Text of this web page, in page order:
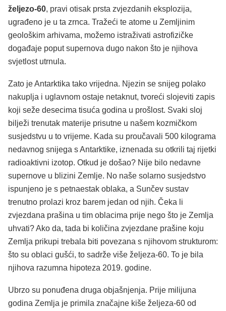
željezo-60, pravi otisak prsta zvjezdanih eksplozija,
ugrađeno je u ta zrnca. Tražeći te atome u Zemljinim
geološkim arhivama, možemo istraživati astrofizičke
događaje poput supernova dugo nakon što je njihova
svjetlost utrnula.
Zato je Antarktika tako vrijedna. Njezin se snijeg polako
nakuplja i uglavnom ostaje netaknut, tvoreći slojeviti zapis
koji seže desecima tisuća godina u prošlost. Svaki sloj
bilježi trenutak materije prisutne u našem kozmičkom
susjedstvu u to vrijeme. Kada su proučavali 500 kilograma
nedavnog snijega s Antarktike, iznenada su otkrili taj rijetki
radioaktivni izotop. Otkud je došao? Nije bilo nedavne
supernove u blizini Zemlje. No naše solarno susjedstvo
ispunjeno je s petnaestak oblaka, a Sunčev sustav
trenutno prolazi kroz barem jedan od njih. Čeka li
zvjezdana prašina u tim oblacima prije nego što je Zemlja
uhvati? Ako da, tada bi količina zvjezdane prašine koju
Zemlja prikupi trebala biti povezana s njihovom strukturom:
što su oblaci gušći, to sadrže više željeza-60. To je bila
njihova razumna hipoteza 2019. godine.
Ubrzo su ponuđena druga objašnjenja. Prije milijuna
godina Zemlja je primila značajne kiše željeza-60 od